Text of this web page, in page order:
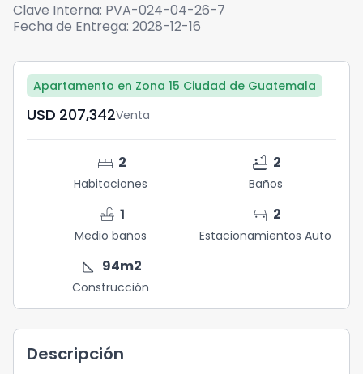
Clave Interna: PVA-024-04-26-7
Fecha de Entrega: 2028-12-16
Apartamento en Zona 15 Ciudad de Guatemala
USD	207,342Venta
bed 2
Habitaciones
bathtub 2
Baños
faucet 1
Medio baños
directions_car 2
Estacionamientos Auto
square_foot 94m2
Construcción
Descripción